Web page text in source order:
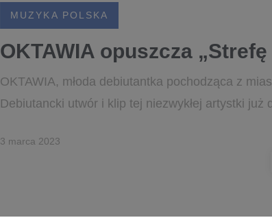
MUZYKA POLSKA
OKTAWIA opuszcza
OKTAWIA, młoda debiutantka pochodząca z
Debiutancki utwór i klip tej niezwykłej artystki
3 marca 2023